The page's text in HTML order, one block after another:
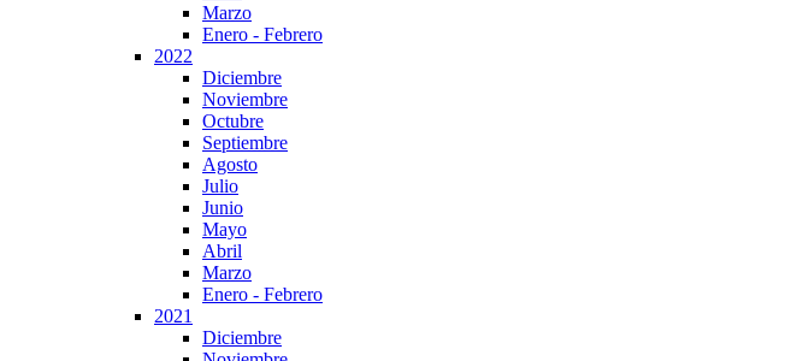
Marzo
Enero - Febrero
2022
Diciembre
Noviembre
Octubre
Septiembre
Agosto
Julio
Junio
Mayo
Abril
Marzo
Enero - Febrero
2021
Diciembre